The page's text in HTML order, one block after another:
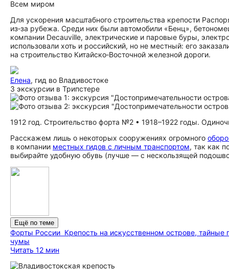
Всем миром
Для ускорения масштабного строительства крепости
из‑за рубежа. Среди них были автомобили «Бенц»,
компании Decauville, электрические и паровые буры,
использовали хоть и российский, но не местный: его
на строительство Китайско‑Восточной железной дороги.
Елена, гид во Владивостоке
3 экскурсии в Трипстере
1912 год. Строительство форта №2 • 1918–1922 годы.
Расскажем лишь о некоторых сооружениях огромного
в компании местных гидов с личным транспортом, так как
выбирайте удобную обувь (лучше — с нескользящей
Ещё по теме
Форты России Крепость на искусственном острове,
чумы
Читать 12 мин